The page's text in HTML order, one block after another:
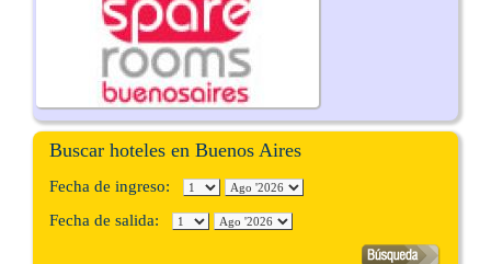
Buscar hoteles en Buenos Aires
Fecha de ingreso:
Fecha de salida: